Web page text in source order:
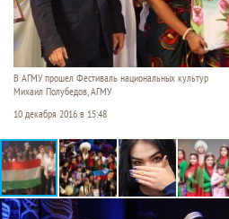
В АГМУ прошел Фестиваль национальных культур
Михаил Полубедов, АГМУ
10 декабря 2016 в 15:48